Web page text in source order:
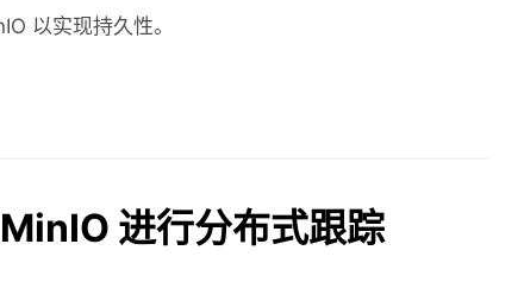
以实现持久性。
进行分布式跟踪